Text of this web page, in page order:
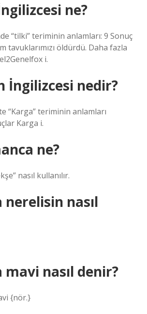
ne?
“tilki” teriminin anlamları: 9 Sonuç
tavuklarımızı öldürdü. Daha fazla
i.
İngilizcesi nedir?
“Karga” teriminin anlamları
Karga i.
ne?
nasıl kullanılır.
nasıl
nasıl denir?
{nör.}